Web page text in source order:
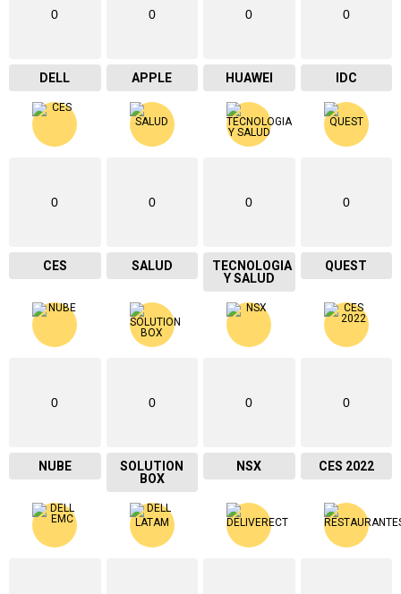
0
DELL
0
APPLE
0
HUAWEI
0
IDC
0
CES
0
SALUD
0
TECNOLOGIA
Y SALUD
0
QUEST
0
NUBE
0
SOLUTION
BOX
0
NSX
0
CES 2022